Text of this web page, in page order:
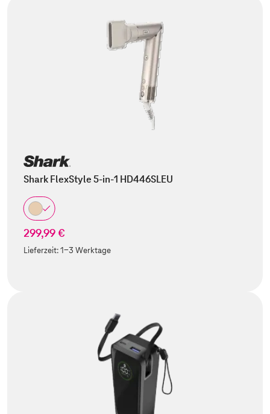
Shark FlexStyle 5-in-1 HD446SLEU
299,99 €
Lieferzeit:1-3 Werktage